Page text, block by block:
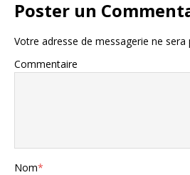
Poster un
Votre adresse de messagerie ne sera
Commentaire
Nom*